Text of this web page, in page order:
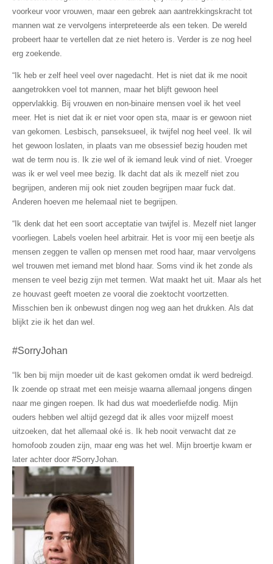
voorkeur voor vrouwen, maar een gebrek aan aantrekkingskracht tot
mannen wat ze vervolgens interpreteerde als een teken. De wereld
probeert haar te vertellen dat ze niet hetero is. Verder is ze nog heel
erg zoekende.
“Ik heb er zelf heel veel over nagedacht. Het is niet dat ik me nooit
aangetrokken voel tot mannen, maar het blijft gewoon heel
oppervlakkig. Bij vrouwen en non-binaire mensen voel ik het veel
meer. Het is niet dat ik er niet voor open sta, maar is er gewoon niet
van gekomen. Lesbisch, panseksueel, ik twijfel nog heel veel. Ik wil
het gewoon loslaten, in plaats van me obsessief bezig houden met
wat de term nou is. Ik zie wel of ik iemand leuk vind of niet. Vroeger
was ik er wel veel mee bezig. Ik dacht dat als ik mezelf niet zou
begrijpen, anderen mij ook niet zouden begrijpen maar fuck dat.
Anderen hoeven me helemaal niet te begrijpen.
“Ik denk dat het een soort acceptatie van twijfel is. Mezelf niet langer
voorliegen. Labels voelen heel arbitrair. Het is voor mij een beetje als
mensen zeggen te vallen op mensen met rood haar, maar vervolgens
wel trouwen met iemand met blond haar. Soms vind ik het zonde als
mensen te veel bezig zijn met termen. Wat maakt het uit. Maar als het
ze houvast geeft moeten ze vooral die zoektocht voortzetten.
Misschien ben ik onbewust dingen nog weg aan het drukken. Als dat
blijkt zie ik het dan wel.
#SorryJohan
“Ik ben bij mijn moeder uit de kast gekomen omdat ik werd bedreigd.
Ik zoende op straat met een meisje waarna allemaal jongens dingen
naar me gingen roepen. Ik had dus wat moederliefde nodig. Mijn
ouders hebben wel altijd gezegd dat ik alles voor mijzelf moest
uitzoeken, dat het allemaal oké is. Ik heb nooit verwacht dat ze
homofoob zouden zijn, maar eng was het wel. Mijn broertje kwam er
later achter door #SorryJohan.